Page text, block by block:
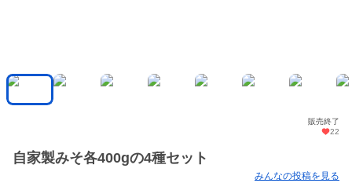
販売終了
22
自家製みそ各400gの4種セット
みんなの投稿を見る